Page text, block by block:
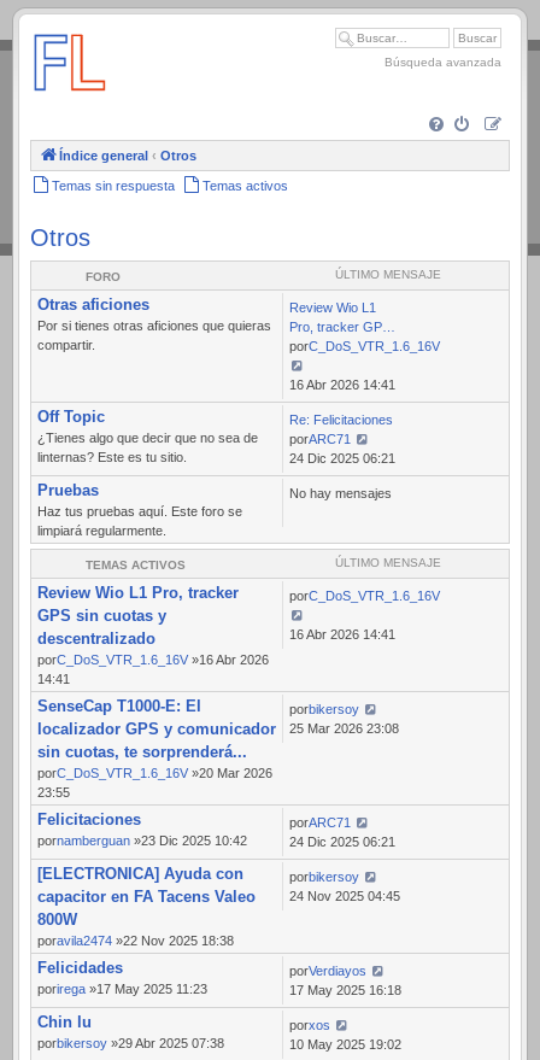
.
Búsqueda avanzada
Índice general ‹ Otros
Temas sin respuesta Temas activos
Otros
FORO ÚLTIMO MENSAJE
Otras aficiones
Por si tienes otras aficiones que quieras
compartir.
Review Wio L1
Pro, tracker GP…
porC_DoS_VTR_1.6_16V
Ver
último
mensaje
16 Abr 2026 14:41
Off Topic
¿Tienes algo que decir que no sea de
linternas? Este es tu sitio.
Re: Felicitaciones
porARC71
Ver
último
mensaje
24 Dic 2025 06:21
Pruebas
Haz tus pruebas aquí. Este foro se
limpiará regularmente.
No hay mensajes
TEMAS ACTIVOS ÚLTIMO MENSAJE
Review Wio L1 Pro, tracker
GPS sin cuotas y
descentralizado
porC_DoS_VTR_1.6_16V »16 Abr 2026
14:41
porC_DoS_VTR_1.6_16V
16 Abr 2026 14:41
SenseCap T1000-E: El
localizador GPS y comunicador
sin cuotas, te sorprenderá...
porC_DoS_VTR_1.6_16V »20 Mar 2026
23:55
porbikersoy
25 Mar 2026 23:08
Felicitaciones
pornamberguan »23 Dic 2025 10:42
porARC71
24 Dic 2025 06:21
[ELECTRONICA] Ayuda con
capacitor en FA Tacens Valeo
800W
poravila2474 »22 Nov 2025 18:38
porbikersoy
24 Nov 2025 04:45
Felicidades
porirega »17 May 2025 11:23
porVerdiayos
17 May 2025 16:18
Chin lu
porbikersoy »29 Abr 2025 07:38
porxos
10 May 2025 19:02